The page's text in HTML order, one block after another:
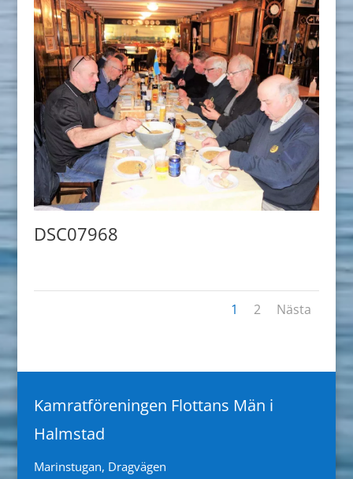
DSC07968
1 2 Nästa
Kamratföreningen Flottans Män i
Halmstad
Marinstugan, Dragvägen